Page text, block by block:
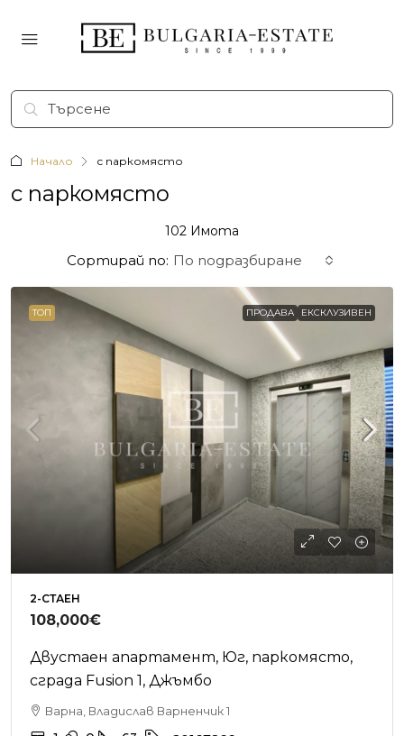
Начало с паркомясто
с паркомясто
102 Имотa
Сортирай по: По подразбиране
ТОП ПРОДАВА ЕКСКЛУЗИВЕН
2-СТАЕН
108,000€
Двустаен апартамент, Юг, паркомясто,
сграда Fusion 1, Джъмбо
Варна, Владислав Варненчик 1